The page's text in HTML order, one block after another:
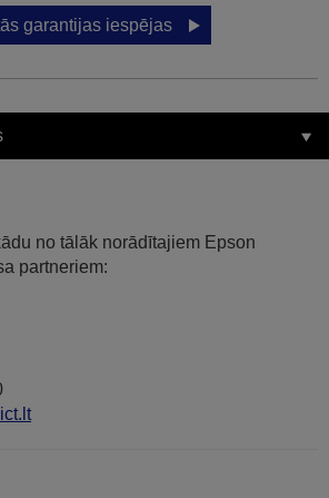
garantijas iespējas
no tālāk norādītajiem Epson
partneriem: